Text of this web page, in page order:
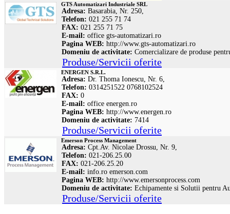
GTS Automatizari Industriale SRL
Adresa: Basarabia, Nr. 250,
Telefon: 021 255 71 74
FAX: 021 255 71 75
E-mail: office gts-automatizari.ro
Pagina WEB: http://www.gts-automatizari.ro
Domeniu de activitate: Comercializare de produse
Produse/Servicii oferite
ENERGEN S.R.L.
Adresa: Dr. Thoma Ionescu, Nr. 6,
Telefon: 0314251522 0768102524
FAX: 0
E-mail: office energen.ro
Pagina WEB: http://www.energen.ro
Domeniu de activitate: 7414
Produse/Servicii oferite
Emerson Process Management
Adresa: Cpt.Av. Nicolae Drossu, Nr. 9,
Telefon: 021-206.25.00
FAX: 021-206.25.20
E-mail: info.ro emerson.com
Pagina WEB: http://www.emersonprocess.com
Domeniu de activitate: Echipamente si Solutii pentru
Produse/Servicii oferite